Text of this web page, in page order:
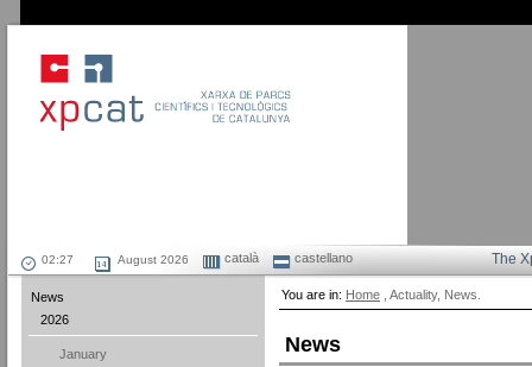
August 2026 català castellano The
News
2026
January
You are in: Home , Actuality, News.
News